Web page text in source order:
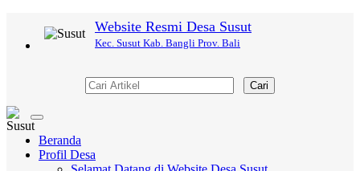
Website Resmi Desa Susut
Kec. Susut Kab. Bangli Prov. Bali
Cari
Toggle
navigation
Beranda
Profil Desa